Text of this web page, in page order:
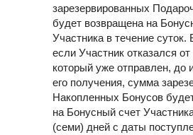
зарезервированных
будет возвращена на
Участника в течение суток.
если Участник отказался от
который уже отправлен, до
его получения, сумма
Накопленных Бонусов
на Бонусный счет
(семи) дней с даты